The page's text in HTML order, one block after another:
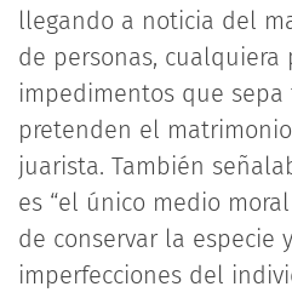
llegando a noticia del
de personas,
impedimentos que
pretenden el
juarista. También
es “el único medio
de conservar la especie
imperfecciones del